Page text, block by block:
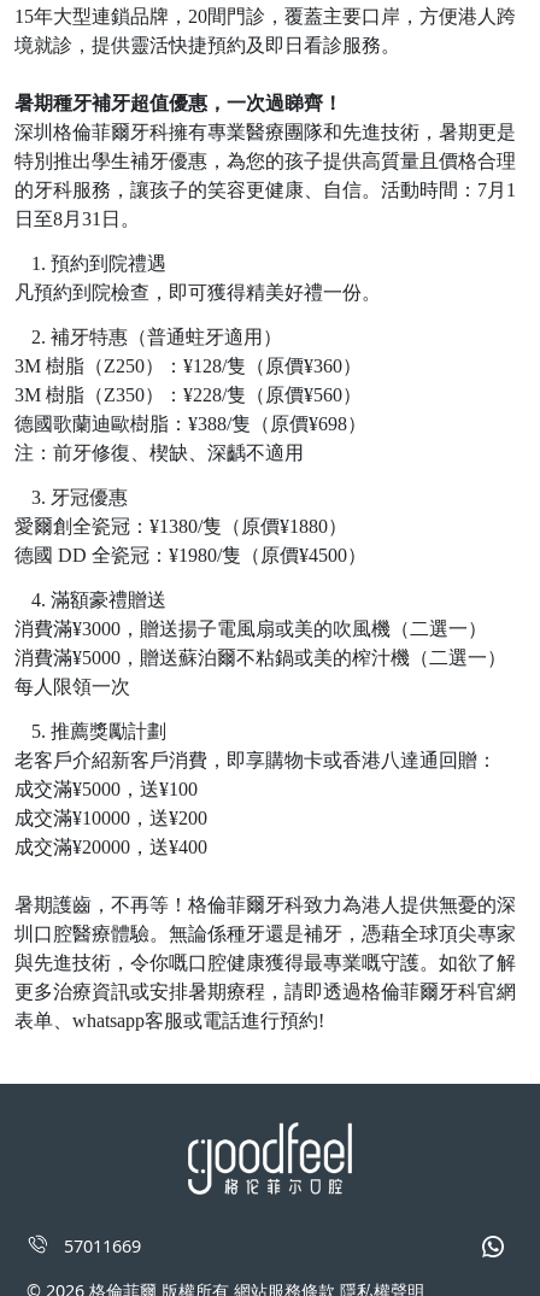
15年大型連鎖品牌，20間門診，覆蓋主要口岸，方便港人跨
境就診，提供靈活快捷預約及即日看診服務。
暑期種牙補牙超值優惠，一次過睇齊！
深圳格倫菲爾牙科擁有專業醫療團隊和先進技術，暑期更是
特別推出學生補牙優惠，為您的孩子提供高質量且價格合理
的牙科服務，讓孩子的笑容更健康、自信。 活動時間： 7月1
日至8月31日 。
1. 預約到院禮遇
凡預約到院檢查，即可獲得精美好禮一份。
2. 補牙特惠（普通蛀牙適用）
3M 樹脂（Z250）：¥128/隻（原價¥360）
3M 樹脂（Z350）：¥228/隻（原價¥560）
德國歌蘭迪歐樹脂： ¥388/隻（原價¥698）
注：前牙修復、楔缺、深齲不適用
3. 牙冠優惠
愛爾創全瓷冠： ¥1380/隻（原價¥1880）
德國 DD 全瓷冠：¥1980/隻（原價¥4500）
4. 滿額豪禮贈送
消費滿¥3000，贈送揚子電風扇或美的吹風機（二選一）
消費滿¥5000，贈送蘇泊爾不粘鍋或美的榨汁機（二選一）
每人限領一次
5. 推薦獎勵計劃
老客戶介紹新客戶消費，即享購物卡或香港八達通回贈：
成交滿¥5000，送¥100
成交滿¥10000，送¥200
成交滿¥20000，送¥400
暑期護齒，不再等！格倫菲爾牙科致力為港人提供無憂的深
圳口腔醫療體驗。無論係種牙還是補牙，憑藉全球頂尖專家
與先進技術，令你嘅口腔健康獲得最專業嘅守護。 如欲了解
更多治療資訊或安排暑期療程，請即透過格倫菲爾牙科官網
表单
whatsapp客服或電話進行預約!
57011669
© 2026 格倫菲爾 版權所有 網站服務條款 隱私權聲明